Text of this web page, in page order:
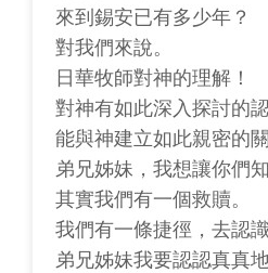
來到錫安已有多少年？
對我們來說。
日華牧師對神的理解！
對神有如此深入探討的
能與神建立如此親密的關
弟兄姊妹，我想讓你們
其實我們有一個救贖。
我們有一條捷徑，去認
弟兄姊妹我要認認真真地